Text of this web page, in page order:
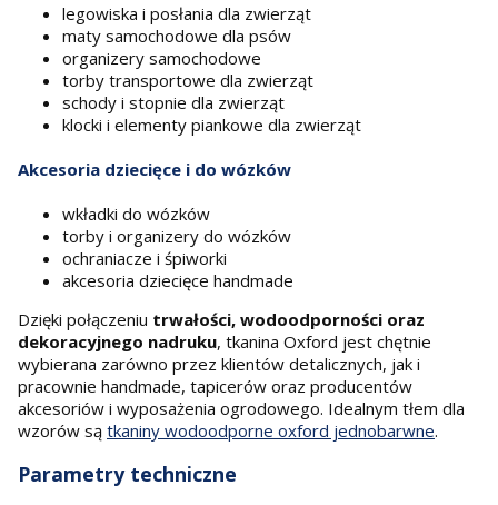
legowiska i posłania dla zwierząt
maty samochodowe dla psów
organizery samochodowe
torby transportowe dla zwierząt
schody i stopnie dla zwierząt
klocki i elementy piankowe dla zwierząt
Akcesoria dziecięce i do wózków
wkładki do wózków
torby i organizery do wózków
ochraniacze i śpiworki
akcesoria dziecięce handmade
Dzięki połączeniu trwałości, wodoodporności oraz
dekoracyjnego nadruku, tkanina Oxford jest chętnie
wybierana zarówno przez klientów detalicznych, jak i
pracownie handmade, tapicerów oraz producentów
akcesoriów i wyposażenia ogrodowego. Idealnym tłem dla
wzorów są tkaniny wodoodporne oxford jednobarwne.
Parametry techniczne